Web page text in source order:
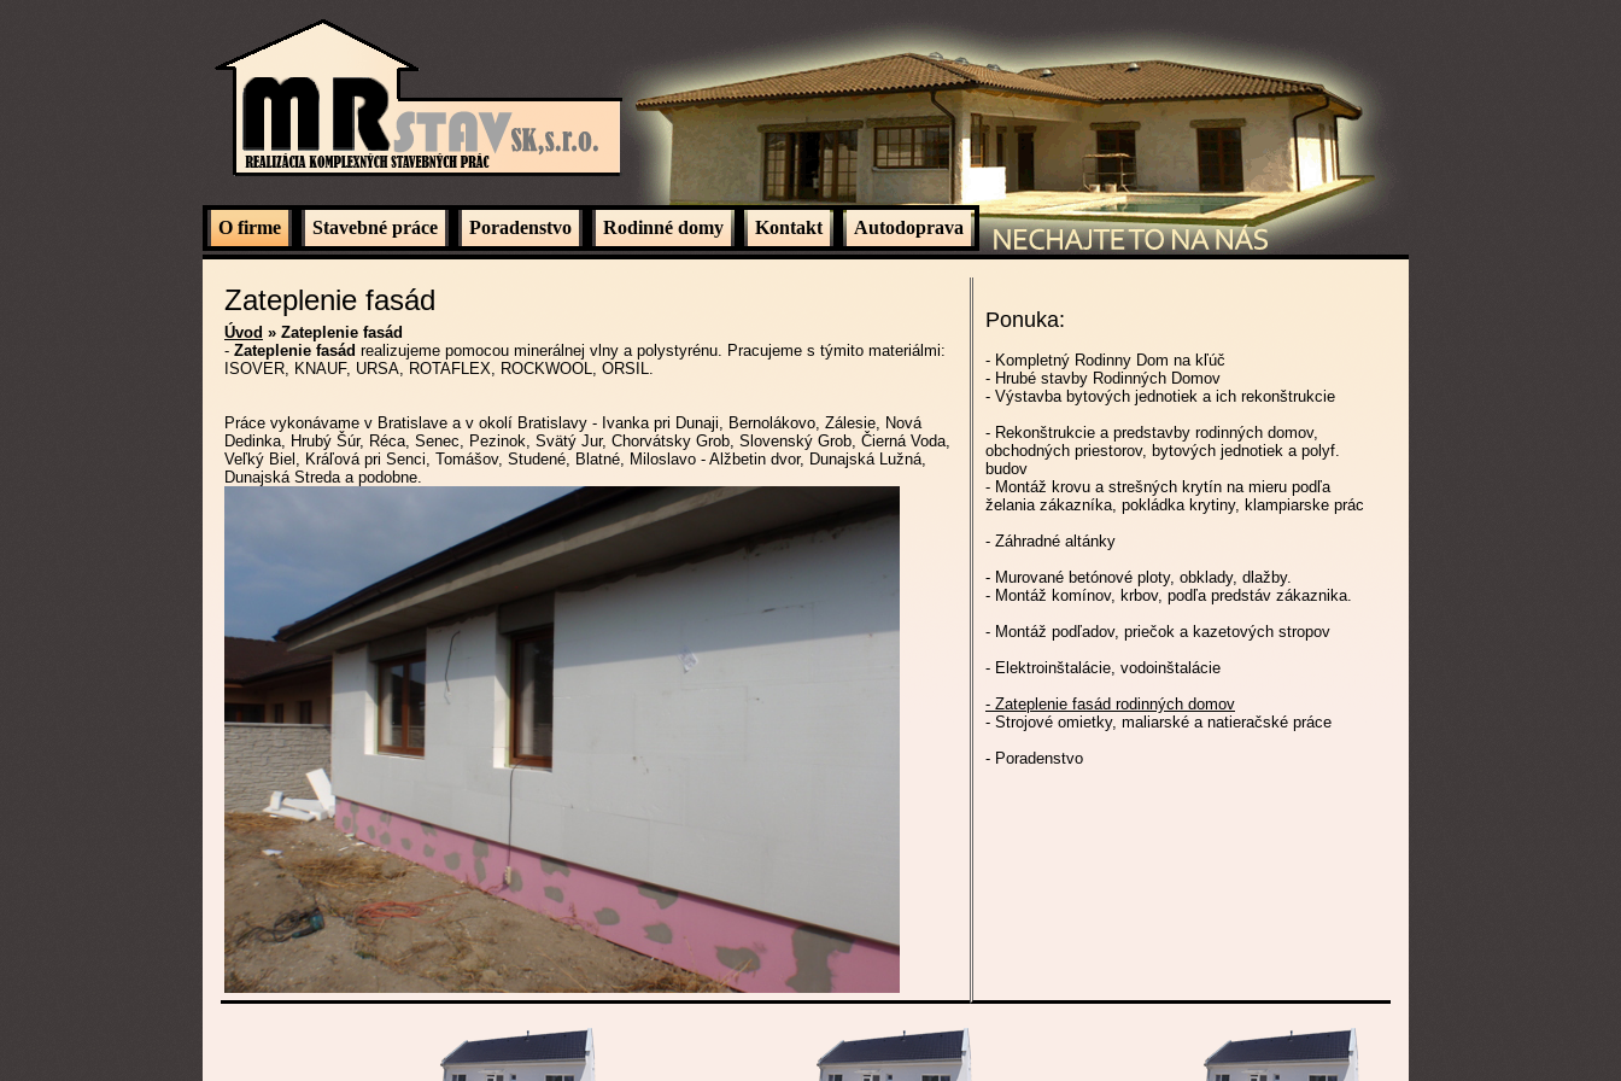
O firme Stavebné práce Poradenstvo Rodinné domy Kontakt Autodoprava
Zateplenie fasád
Úvod » Zateplenie fasád
- Zateplenie fasád realizujeme pomocou minerálnej vlny a polystyrénu. Pracujeme s týmito materiálmi:
ISOVER, KNAUF, URSA, ROTAFLEX, ROCKWOOL, ORSIL.
Práce vykonávame v Bratislave a v okolí Bratislavy - Ivanka pri Dunaji, Bernolákovo, Zálesie, Nová
Dedinka, Hrubý Šúr, Réca, Senec, Pezinok, Svätý Jur, Chorvátsky Grob, Slovenský Grob, Čierná Voda,
Veľký Biel, Kráľová pri Senci, Tomášov, Studené, Blatné, Miloslavo - Alžbetin dvor, Dunajská Lužná,
Dunajská Streda a podobne.
Ponuka:
- Kompletný Rodinny Dom na kľúč
- Hrubé stavby Rodinných Domov
- Výstavba bytových jednotiek a ich rekonštrukcie
- Rekonštrukcie a predstavby rodinných domov,
obchodných priestorov, bytových jednotiek a polyf.
budov
- Montáž krovu a strešných krytín na mieru podľa
želania zákazníka, pokládka krytiny, klampiarske prác
- Záhradné altánky
- Murované betónové ploty, obklady, dlažby.
- Montáž komínov, krbov, podľa predstáv zákaznika.
- Montáž podľadov, priečok a kazetových stropov
- Elektroinštalácie, vodoinštalácie
- Zateplenie fasád rodinných domov
- Strojové omietky, maliarské a natieračské práce
- Poradenstvo